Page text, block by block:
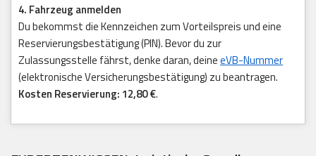
4. Fahrzeug anmelden
Du bekommst die Kennzeichen zum Vorteilspreis und eine
Reservierungsbestätigung (PIN). Bevor du zur
Zulassungsstelle fährst, denke daran, deineeVB-Nummer
(elektronische Versicherungsbestätigung) zu beantragen.
Kosten Reservierung: 12,80 €.